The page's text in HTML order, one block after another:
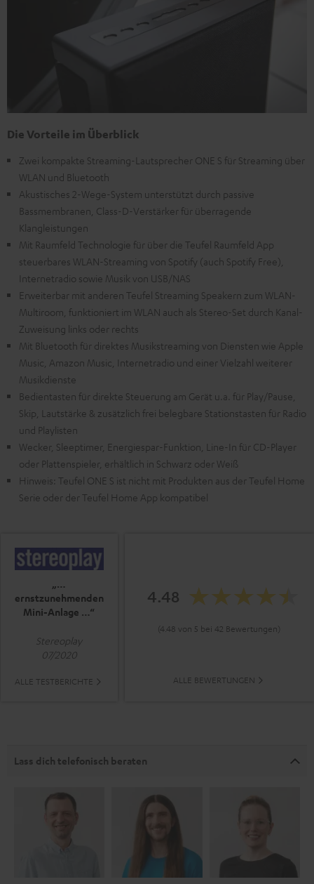
Die Vorteile im Überblick
Zwei kompakte Streaming-Lautsprecher ONE S für Streaming über
WLAN und Bluetooth
Akustisches 2-Wege-System unterstützt durch passive
Bassmembranen, Class-D-Verstärker für überragende
Klangleistungen
Mit Raumfeld Technologie für über die Teufel Raumfeld App
steuerbares WLAN-Streaming von Spotify (auch Spotify Free),
Internetradio sowie Musik von USB/NAS
Erweiterbar mit anderen Teufel Streaming Speakern zum WLAN-
Multiroom, funktioniert im WLAN auch als Stereo-Set durch Kanal-
Zuweisung links oder rechts
Mit Bluetooth für direktes Musikstreaming von Diensten wie Apple
Music, Amazon Music, Internetradio und einer Vielzahl weiterer
Musikdienste
Bedientasten für direkte Steuerung am Gerät u.a. für Play/Pause,
Skip, Lautstärke & zusätzlich frei belegbare Stationstasten für Radio
und Playlisten
Wecker, Sleeptimer, Energiespar-Funktion, Line-In für CD-Player
oder Plattenspieler, erhältlich in Schwarz oder Weiß
Hinweis: Teufel ONE S ist nicht mit Produkten aus der Teufel Home
Serie oder der Teufel Home App kompatibel
„…
ernstzunehmenden
Mini-Anlage …“
Stereoplay
07/2020
ALLE TESTBERICHTE
4.48
(4.48 von 5 bei 42 Bewertungen)
ALLE BEWERTUNGEN
Lass dich telefonisch beraten